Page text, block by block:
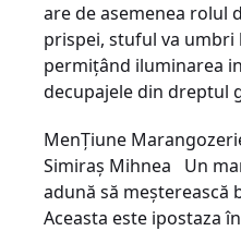
are de asemenea rolul
prispei, stuful va umbri
permiţând iluminarea
decupajele din dreptul
MenŢiune
Simiraş Mihnea Un
adună să meş­­­terească
Aceasta este ipostaza